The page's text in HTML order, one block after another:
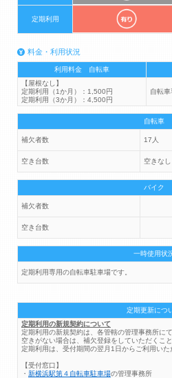
定期利用
料金・利用状況
利用料金 自転車
【屋根なし】
定期利用（1か月）：1,500円
定期利用（3か月）：4,500円
自転車
自転車
補欠者数 17人
空き台数 空きなし
バイク
補欠者数
空き台数
一時使用状
定期利用専用の自転車駐車場です。
定期更新につ
定期利用の新規契約について
定期利用の新規契約は、各管轄の管理事務所に
空きがない場合は、補欠登録をしていただくこと
定期利用は、受付期間の翌月1日からご利用いた
【受付窓口】
・ 新横浜駅第４自転車駐車場の管理事務所